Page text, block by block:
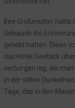
Episode 20: Die
Episode 19: Das
Episode 18: Der
Episode 17: Das
Episode 16: Ein
Anna und die
Ihre Großmutter hatte
Gebäude die
geliebt hatten. Diese
das Hotel Seeblick
verborgen lag, als
in der stillen
Tage, das in den